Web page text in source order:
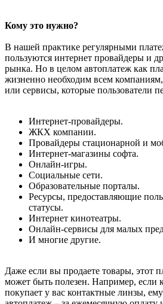
Кому это нужно?
В нашей практике регулярными
пользуются интернет провайдеры и
рынка. Но в целом автоплатеж как
жизненно необходим всем
или сервисы, которые пользователи
Интернет-провайдеры.
ЖКХ компании.
Провайдеры стационарной и
Интернет-магазины софта.
Онлайн-игры.
Социальные сети.
Образовательные порталы.
Ресурсы, предоставляющие
статусы.
Интернет кинотеатры.
Онлайн-сервисы для малых
И многие другие.
Даже если вы продаете товары, этот
может быть полезен. Например, если
покупает у вас контактные линзы,